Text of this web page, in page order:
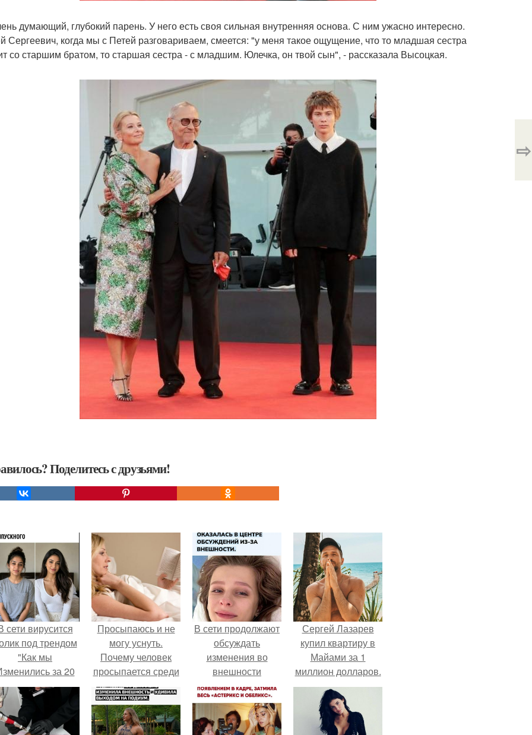
думающий, глубокий парень. У него есть своя сильная внутренняя основа. С ним ужасно интересно.
Сергеевич, когда мы с Петей разговариваем, смеется: "у меня такое ощущение, что то младшая сестра
со старшим братом, то старшая сестра - с младшим. Юлечка, он твой сын", - рассказала Высоцкая.
Поделитесь с друзьями!
⇨
сети вирусится
под трендом
"Как мы
за 20
лет".
Просыпаюсь и не
могу уснуть.
Почему человек
просыпается среди
ночи и не может
заснуть
В сети продолжают
обсуждать
изменения во
внешности
актрисы.
Сергей Лазарев
купил квартиру в
Майами за 1
миллион долларов.